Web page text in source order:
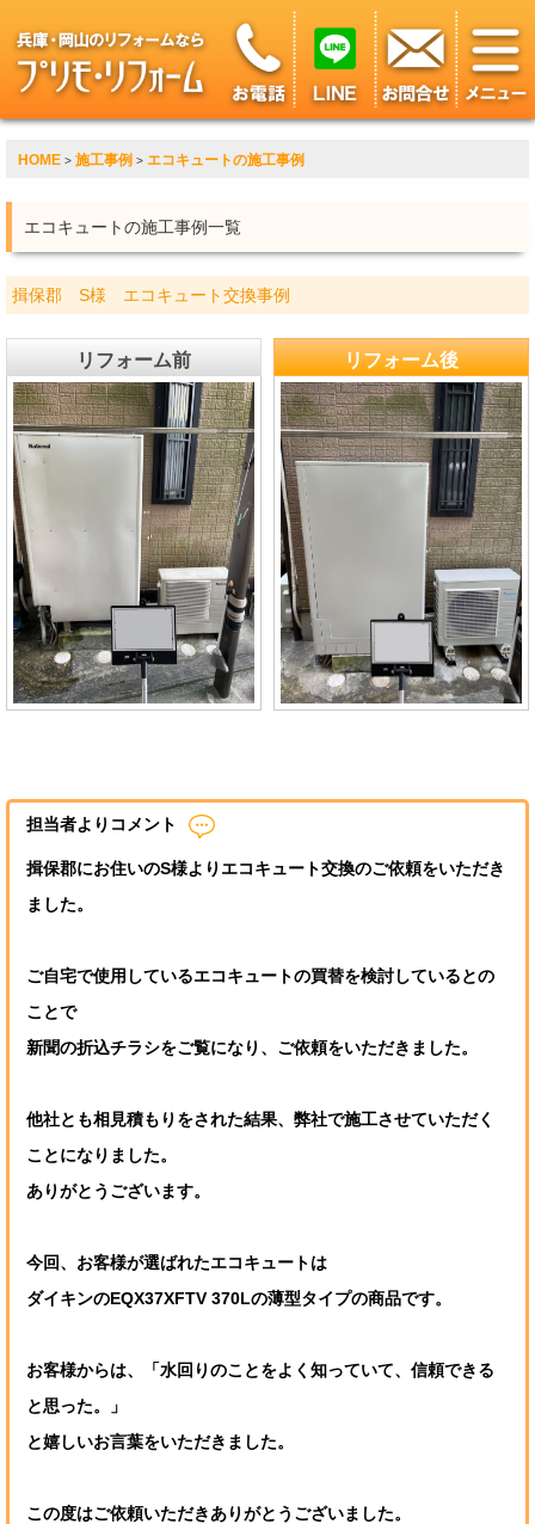
HOME > 施工事例 > エコキュートの施工事例
エコキュートの施工事例一覧
揖保郡 S様 エコキュート交換事例
リフォーム前 リフォーム後
担当者よりコメント
揖保郡にお住いのS様よりエコキュート交換のご依頼をいただき
ました。
ご自宅で使用しているエコキュートの買替を検討しているとの
ことで
新聞の折込チラシをご覧になり、ご依頼をいただきました。
他社とも相見積もりをされた結果、弊社で施工させていただく
ことになりました。
ありがとうございます。
今回、お客様が選ばれたエコキュートは
ダイキンのEQX37XFTV 370Lの薄型タイプの商品です。
お客様からは、「水回りのことをよく知っていて、信頼できる
と思った。」
と嬉しいお言葉をいただきました。
この度はご依頼いただきありがとうございました。